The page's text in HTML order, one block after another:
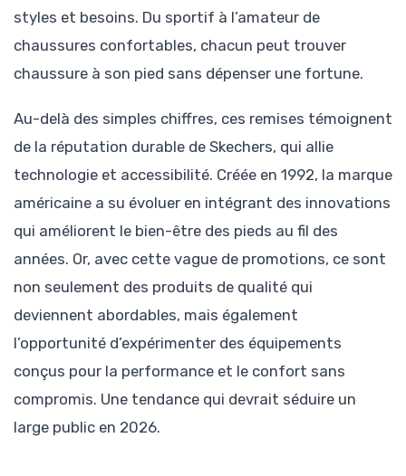
styles et besoins. Du sportif à l’amateur de
chaussures confortables, chacun peut trouver
chaussure à son pied sans dépenser une fortune.
Au-delà des simples chiffres, ces remises témoignent
de la réputation durable de Skechers, qui allie
technologie et accessibilité. Créée en 1992, la marque
américaine a su évoluer en intégrant des innovations
qui améliorent le bien-être des pieds au fil des
années. Or, avec cette vague de promotions, ce sont
non seulement des produits de qualité qui
deviennent abordables, mais également
l’opportunité d’expérimenter des équipements
conçus pour la performance et le confort sans
compromis. Une tendance qui devrait séduire un
large public en 2026.